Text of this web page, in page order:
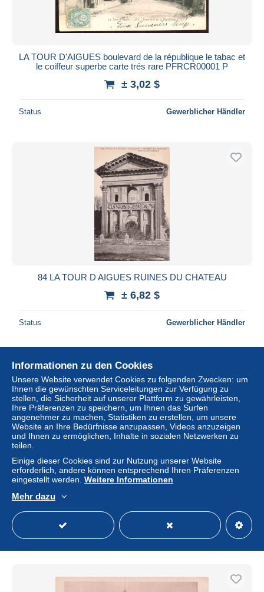
LA TOUR D'AIGUES boulevard de la république le tabac et
le coiffeur superbe carte trés rare PFRCR00001 P
± 3,02 $
Status Gewerblicher Händler
84 LA TOUR D AIGUES RUINES DU CHATEAU
± 6,82 $
Status Gewerblicher Händler
Gewerblicher Händler
Informationen zu den Cookies
Unsere Website verwendet Cookies zu folgenden Zwecken: um
Ihnen die gewünschten Serviceleitungen zur Verfügung zu
stellen, die Sicherheit auf unserer Plattform zu gewährleisten,
Ihre Präferenzen zu speichern, um Ihnen das Surfen
angenehmer zu machen, Statistiken zu erstellen, um unsere
Website an Ihre Bedürfnisse anzupassen, Videos anzuzeigen
und Ihnen zu ermöglichen, Inhalte in sozialen Netzwerken zu
teilen.
Einige dieser Cookies sind zur Nutzung unserer Website
erforderlich, andere können entsprechend Ihren Präferenzen
eingestellt werden. Weitere Informationen
Mehr dazu